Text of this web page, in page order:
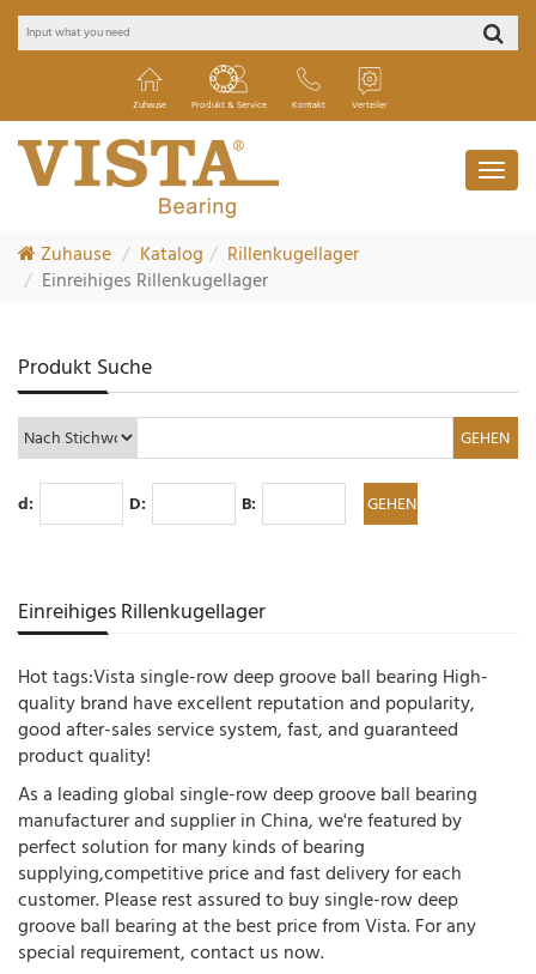
Zuhause Produkt & Service Kontakt Verteiler
Zuhause Katalog
Rillenkugellager
Einreihiges Rillenkugellager
Produkt Suche
d: D: B:
Einreihiges Rillenkugellager
Hot tags:Vista single-row deep groove ball bearing High-
quality brand have excellent reputation and popularity,
good after-sales service system, fast, and guaranteed
product quality!
As a leading global single-row deep groove ball bearing
manufacturer and supplier in China, we're featured by
perfect solution for many kinds of bearing
supplying,competitive price and fast delivery for each
customer. Please rest assured to buy single-row deep
groove ball bearing at the best price from Vista. For any
special requirement, contact us now.